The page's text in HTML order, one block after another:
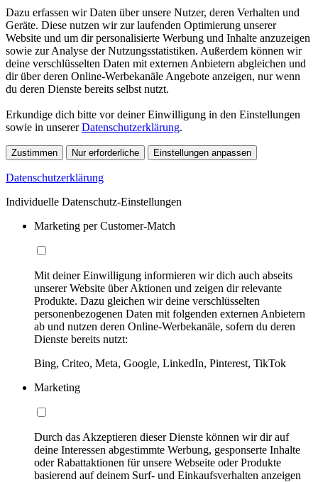
Dazu erfassen wir Daten über unsere Nutzer, deren Verhalten und
Geräte. Diese nutzen wir zur laufenden Optimierung unserer
Website und um dir personalisierte Werbung und Inhalte anzuzeigen
sowie zur Analyse der Nutzungsstatistiken. Außerdem können wir
deine verschlüsselten Daten mit externen Anbietern abgleichen und
dir über deren Online-Werbekanäle Angebote anzeigen, nur wenn
du deren Dienste bereits selbst nutzt.
Erkundige dich bitte vor deiner Einwilligung in den Einstellungen
sowie in unsererDatenschutzerklärung.
Zustimmen Nur erforderliche Einstellungen anpassen
Datenschutzerklärung
Individuelle Datenschutz-Einstellungen
Marketing per Customer-Match
Mit deiner Einwilligung informieren wir dich auch abseits
unserer Website über Aktionen und zeigen dir relevante
Produkte. Dazu gleichen wir deine verschlüsselten
personenbezogenen Daten mit folgenden externen Anbietern
ab und nutzen deren Online-Werbekanäle, sofern du deren
Dienste bereits nutzt:
Bing, Criteo, Meta, Google, LinkedIn, Pinterest, TikTok
Marketing
Durch das Akzeptieren dieser Dienste können wir dir auf
deine Interessen abgestimmte Werbung, gesponserte Inhalte
oder Rabattaktionen für unsere Webseite oder Produkte
basierend auf deinem Surf- und Einkaufsverhalten anzeigen